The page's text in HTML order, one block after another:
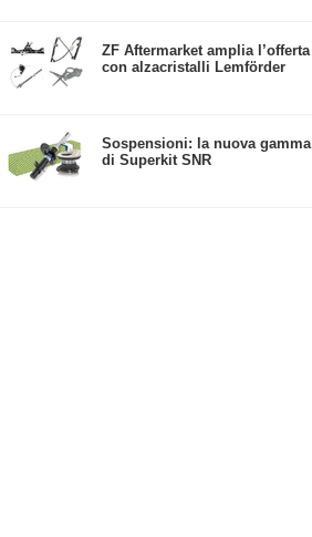
ZF Aftermarket amplia l’offerta
con alzacristalli Lemförder
​Sospensioni: la nuova gamma
di Superkit SNR